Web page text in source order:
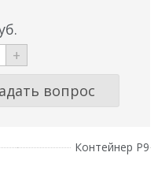
+
вопрос
Контейнер Р9